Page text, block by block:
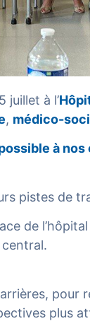
juillet à l’
, médico-
à
pistes de
de
pour
plus